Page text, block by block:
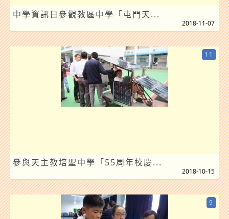
中學資訊日參觀教區中學「屯門天...
2018-11-07
參與天主教培聖中學「55周年校慶...
11
2018-10-15
9